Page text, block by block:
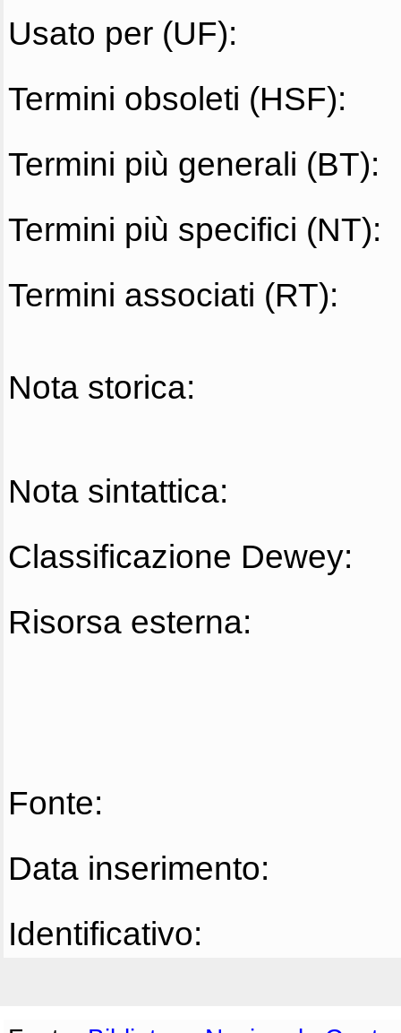
Usato per (UF):
Termini obsoleti (HSF):
Termini più generali (BT):
Termini più specifici (NT):
Termini associati (RT):
Nota storica:
Nota sintattica:
Classificazione Dewey:
Risorsa esterna:
Fonte:
Data inserimento:
Identificativo: